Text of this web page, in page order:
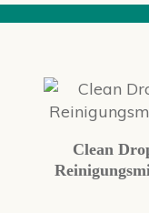
Clean